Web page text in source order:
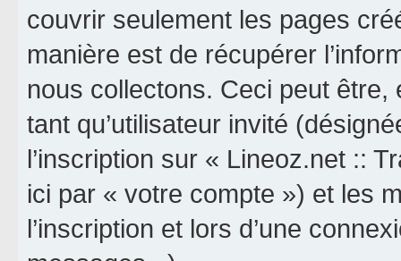
couvrir seulement les pages
manière est de récupérer
nous collectons. Ceci peut être,
tant qu’utilisateur invité
l’inscription sur « Lineoz.net ::
ici par « votre compte ») et les
l’inscription et lors d’une